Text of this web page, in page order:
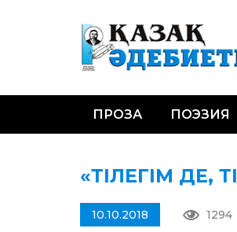
ПРОЗА ПОЭЗИЯ
«ТІЛЕГІМ ДЕ,
10.10.2018 1294